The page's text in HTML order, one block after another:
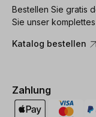
Bestellen Sie gratis
Sie unser
Katalog bestellen
Zahlung